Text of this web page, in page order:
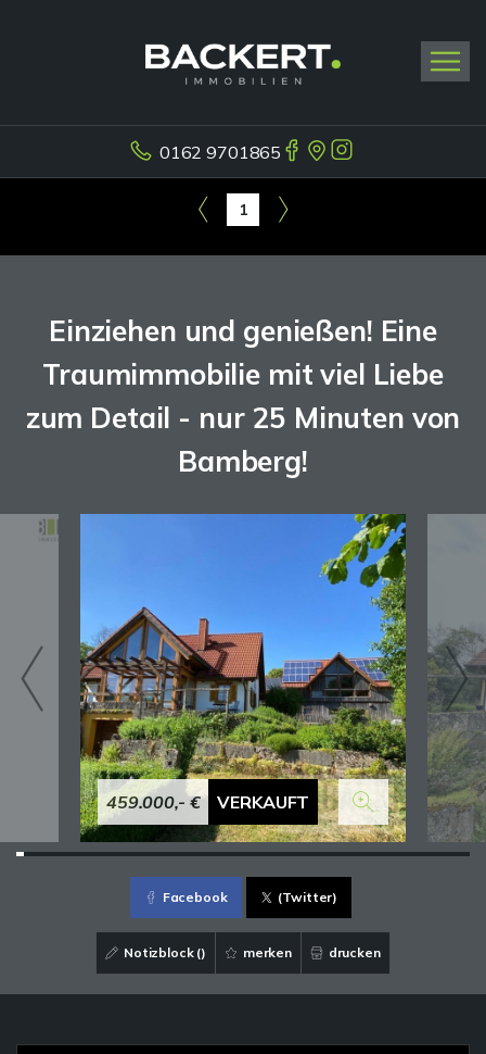
0162 9701865
1
Einziehen und genießen! Eine
Traumimmobilie mit viel Liebe
zum Detail - nur 25 Minuten von
Bamberg!
459.000,- € VERKAUFT
Facebook (Twitter)
Notizblock () merken drucken